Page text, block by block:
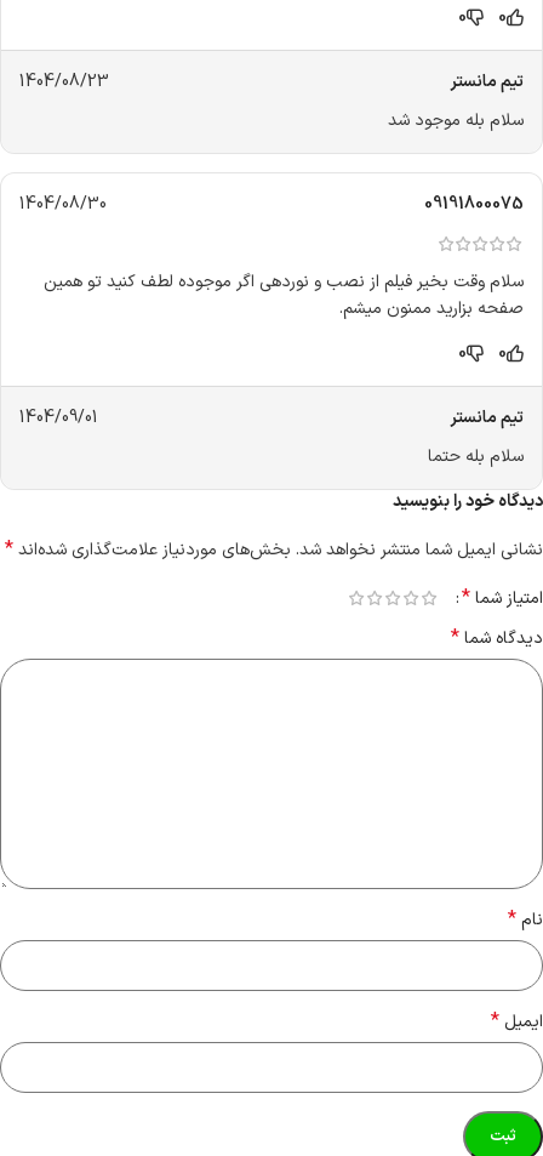
0
0
تیم مانستر
1404/08/23
سلام بله موجود شد
09191800075
1404/08/30
سلام وقت بخیر فیلم از نصب و نوردهی اگر موجوده لطف کنید تو همین
صفحه بزارید ممنون میشم.
0
0
تیم مانستر
1404/09/01
سلام بله حتما
دیدگاه خود را بنویسید
نشانی ایمیل شما منتشر نخواهد شد. بخش‌های موردنیاز علامت‌گذاری شده‌اند*
امتیاز شما*
دیدگاه شما*
نام*
ایمیل *